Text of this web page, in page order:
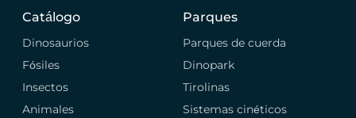
Catálogo
Dinosaurios
Fósiles
Insectos
Animales
Parques
Parques de cuerda
Dinopark
Tirolinas
Sistemas cinéticos